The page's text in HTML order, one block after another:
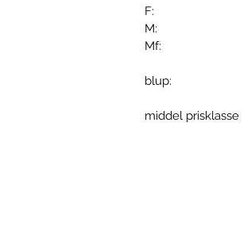
F:
M:
Mf:
blup:
middel prisklasse